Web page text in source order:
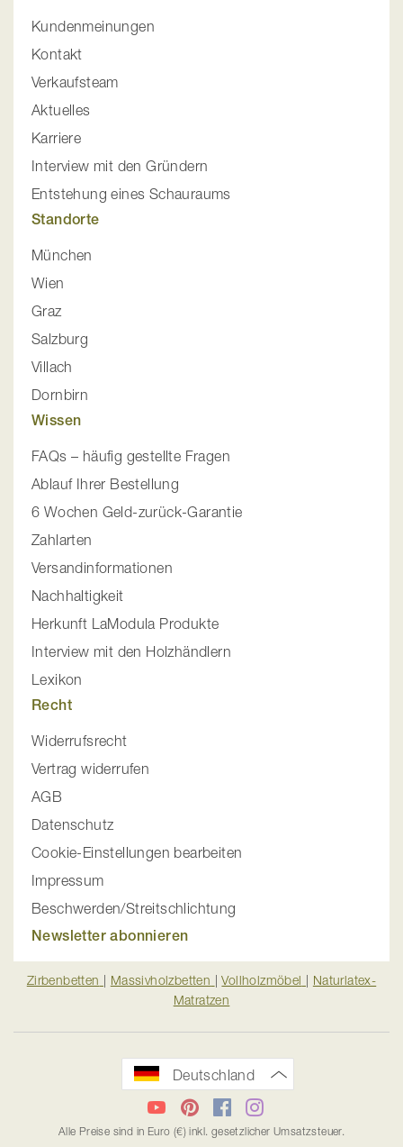
Kundenmeinungen
Kontakt
Verkaufsteam
Aktuelles
Karriere
Interview mit den Gründern
Entstehung eines Schauraums
Standorte
München
Wien
Graz
Salzburg
Villach
Dornbirn
Wissen
FAQs – häufig gestellte Fragen
Ablauf Ihrer Bestellung
6 Wochen Geld-zurück-Garantie
Zahlarten
Versandinformationen
Nachhaltigkeit
Herkunft LaModula Produkte
Interview mit den Holzhändlern
Lexikon
Recht
Widerrufsrecht
Vertrag widerrufen
AGB
Datenschutz
Cookie-Einstellungen bearbeiten
Impressum
Beschwerden/Streitschlichtung
Newsletter abonnieren
Zirbenbetten | Massivholzbetten |Vollholzmöbel | Naturlatex-
Matratzen
Deutschland
Alle Preise sind in Euro (€) inkl. gesetzlicher Umsatzsteuer.